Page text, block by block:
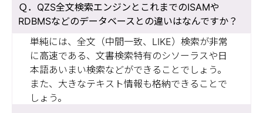
QZS全文検索エンジンとこれまでのISAMや
RDBMSなどのデータベースとの違いはなんですか？
単純には、全文（中間一致、LIKE）検索が非常
に高速である、文書検索特有のシソーラスや日
本語あいまい検索などができることでしょう。
また、大きなテキスト情報も格納できることで
しょう。